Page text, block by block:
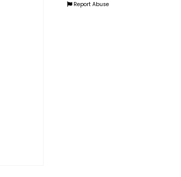
Report Abuse